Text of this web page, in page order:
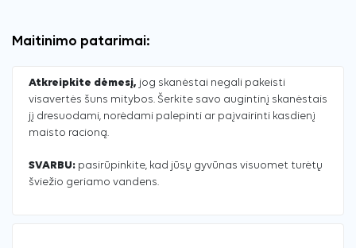
Maitinimo patarimai:
Atkreipkite dėmesį, jog skanėstai negali pakeisti
visavertės šuns mitybos. Šerkite savo augintinį skanėstais
jį dresuodami, norėdami palepinti ar paįvairinti kasdienį
maisto racioną.
SVARBU: pasirūpinkite, kad jūsų gyvūnas visuomet turėtų
šviežio geriamo vandens.